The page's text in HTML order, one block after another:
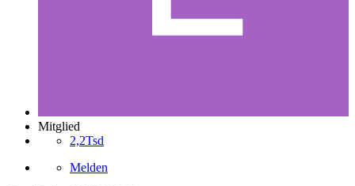
Mitglied
2,2Tsd
Melden